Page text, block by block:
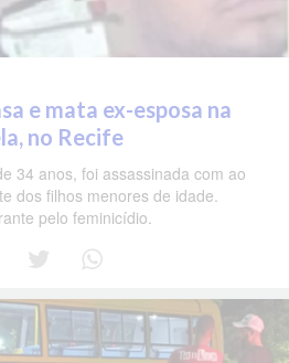
e mata ex-esposa na
no Recife
34 anos, foi assassinada com ao
dos filhos menores de idade.
pelo feminicídio.